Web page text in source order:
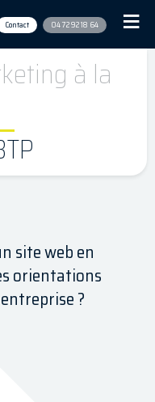
Contact 04 72 92 18 64
à la
site web en
orientations
?